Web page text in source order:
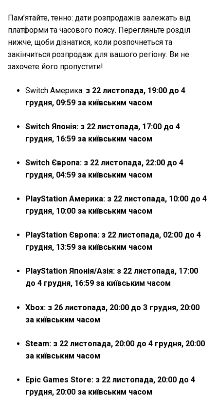
Пам’ятайте, тенно: дати розпродажів залежать від
платформи та часового поясу. Перегляньте розділ
нижче, щоби дізнатися, коли розпочнеться та
закінчиться розпродаж для вашого регіону. Ви не
захочете його пропустити!
Switch Америка: з 22 листопада, 19:00 до 4
грудня, 09:59 за київським часом
Switch Японія: з 22 листопада, 17:00 до 4
грудня, 16:59 за київським часом
Switch Європа: з 22 листопада, 22:00 до 4
грудня, 04:59 за київським часом
PlayStation Америка: з 22 листопада, 10:00 до 4
грудня, 10:00 за київським часом
PlayStation Європа: з 22 листопада, 02:00 до 4
грудня, 13:59 за київським часом
PlayStation Японія/Азія: з 22 листопада, 17:00
до 4 грудня, 16:59 за київським часом
Xbox: з 26 листопада, 20:00 до 3 грудня, 20:00
за київським часом
Steam: з 22 листопада, 20:00 до 4 грудня, 20:00
за київським часом
Epic Games Store: з 22 листопада, 20:00 до 4
грудня, 20:00 за київським часом